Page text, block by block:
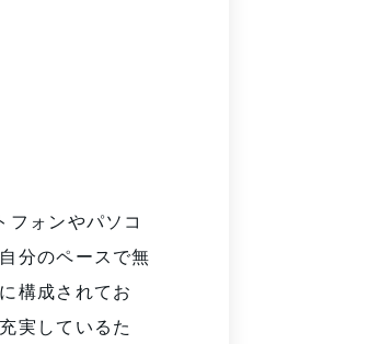
ォンやパソコ
分のペースで無
構成されてお
実しているた